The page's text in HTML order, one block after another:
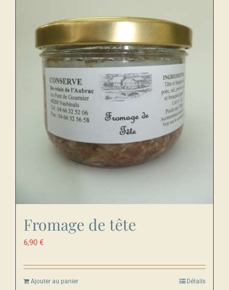
Fromage de tête
6,90 €
Ajouter au panier Détails